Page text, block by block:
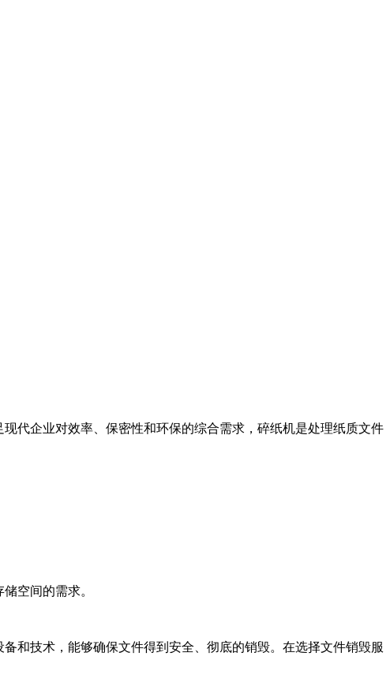
代企业对效率、保密性和环保的综合需求，碎纸机是处理纸质文件
空间的需求。
和技术，能够确保文件得到安全、彻底的销毁。在选择文件销毁服